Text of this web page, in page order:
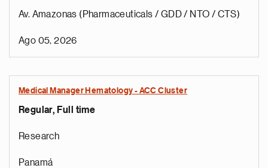
Av. Amazonas (Pharmaceuticals / GDD / NTO / CTS)
Ago 05, 2026
Medical Manager Hematology - ACC Cluster
Regular, Full time
Research
Panamá